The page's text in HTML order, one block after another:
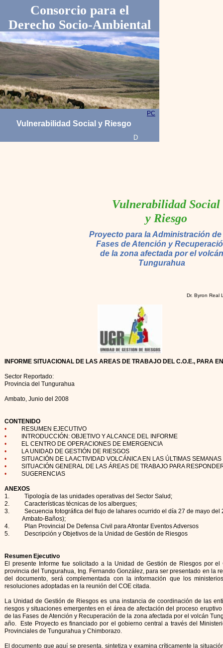
Consorcio para el
Derecho Socio-Ambiental
PC
D
Vulnerabilidad Social y Riesgo
INFORME SITUACIONAL DE LAS AREAS DE TRABAJO DEL C.O.E., PARA
Sector Reportado:
Provincia del Tungurahua
Ambato, Junio del 2008
CONTENIDO
•
RESUMEN EJECUTIVO
•
INTRODUCCIÓN: OBJETIVO Y ALCANCE DEL INFORME
•
EL CENTRO DE OPERACIONES DE EMERGENCIA
•
LA UNIDAD DE GESTIÓN DE RIESGOS
• SITUACIÓN DE LA ACTIVIDAD VOLCÁNICA EN LAS ÚLTIMAS SEMANAS
• SITUACIÓN GENERAL DE LAS ÁREAS DE TRABAJO PARA
• SUGERENCIAS
ANEXOS
1. Tipología de las unidades operativas del Sector Salud;
2. Características técnicas de los albergues;
3. Secuencia fotográfica del flujo de lahares ocurrido el día 27 de mayo del
Ambato-Baños);
4. Plan Provincial De Defensa Civil para Afrontar Eventos Adversos
5. Descripción y Objetivos de la Unidad de Gestión de Riesgos
Resumen Ejecutivo
El presente Informe fue solicitado a la Unidad de Gestión de Riesgos por
provincia del Tungurahua, Ing. Fernando González, para ser presentado en
del documento, será complementada con la información que los
resoluciones adoptadas en la reunión del COE citada.
La Unidad de Gestión de Riesgos es una instancia de coordinación de las
riesgos y situaciones emergentes en el área de afectación del proceso
de las Fases de Atención y Recuperación de la zona afectada por el volcán
año. Este Proyecto es financiado por el gobierno central a través del
Provinciales de Tungurahua y Chimborazo.
El documento que aquí se presenta, sintetiza y examina críticamente la
Proyecto para la Administración de
Fases de Atención y
de la zona afectada por el volcán
Tungurahua
Dr. Byron Real
Vulnerabilidad Social
y Riesgo